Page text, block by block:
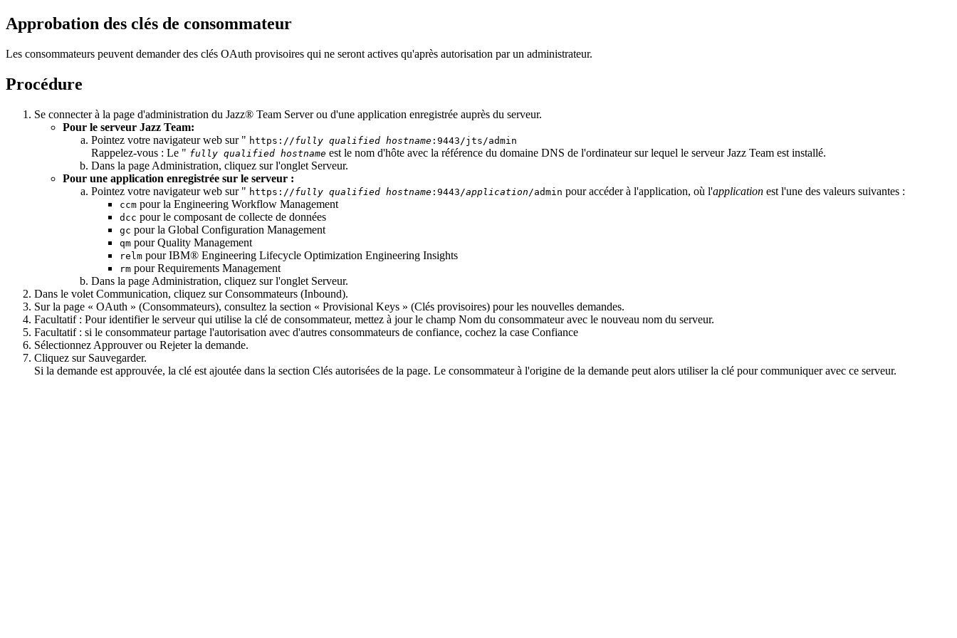
Approbation des clés de consommateur
Les consommateurs peuvent demander des clés OAuth provisoires qui ne seront actives qu'après autorisation par un administrateur.
Procédure
Se connecter à la page d'administration du Jazz® Team Serverou d'une application enregistrée auprès du serveur.
Pour le serveur Jazz Team:
Pointez votre navigateur web sur " https://fully qualified hostname :9443/jts/admin
Rappelez-vous : Le " fully qualified hostname est le nom d'hôte avec la référence du domaine DNS de l'ordinateur sur lequel le serveur Jazz Team est installé.
Dans la page Administration, cliquez sur l'onglet Serveur.
Pour une application enregistrée sur le serveur :
Pointez votre navigateur web sur " https://fully qualified hostname :9443/application /admin pour accéder à l'application, où l'application est l'une des valeurs suivantes :
ccm pour la Engineering Workflow Management
dcc pour le composant de collecte de données
gc pour la Global Configuration Management
qm pour Quality Management
relm pourIBM® Engineering Lifecycle Optimization Engineering Insights
rm pour Requirements Management
Dans la page Administration, cliquez sur l'onglet Serveur.
Dans le volet Communication, cliquez surConsommateurs (Inbound).
Sur la page « OAuth » (Consommateurs), consultez la section « Provisional Keys » (Clés provisoires) pour les nouvelles demandes.
Facultatif : Pour identifier le serveur qui utilise la clé de consommateur, mettez à jour le champ Nom du consommateuravec le nouveau nom du serveur.
Facultatif : si le consommateur partage l'autorisation avec d'autres consommateurs de confiance, cochez la case Confiance
Sélectionnez Approuverou Rejeterla demande.
Cliquez sur Sauvegarder.
Si la demande est approuvée, la clé est ajoutée dans la section Clés autorisées de la page. Le consommateur à l'origine de la demande peut alors utiliser la clé pour communiquer avec ce serveur.